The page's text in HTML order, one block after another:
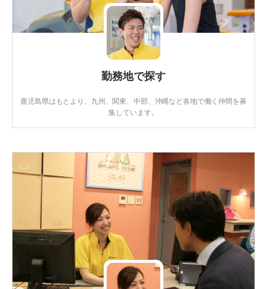
勤務地で探す
鹿児島県はもとより、九州、関東、中部、沖縄など各地で働く仲間を募
集しています。